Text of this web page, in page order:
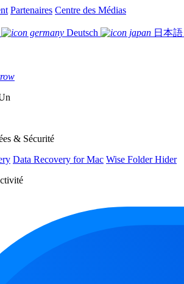
Partenaires Centre des Médias
Deutsch 日本語
& Sécurité
Data Recovery for Mac Wise Folder Hider